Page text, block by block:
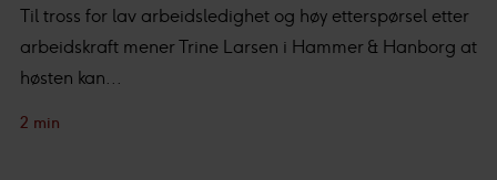
Til tross for lav arbeidsledighet og høy etterspørsel etter
arbeidskraft mener Trine Larsen i Hammer & Hanborg at
høsten kan...
2 min